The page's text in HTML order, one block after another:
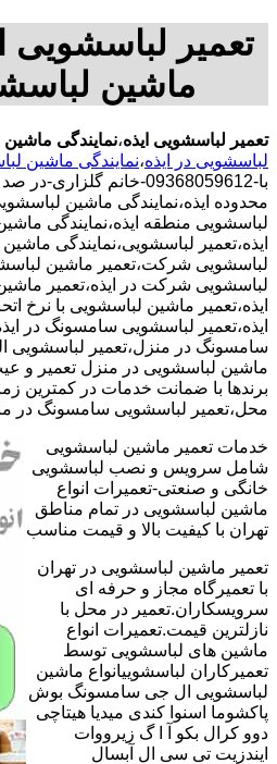
تعمیر لباسشویی
ماشین
تعمیر لباسشویی ایذه،نمایندگی ماشین
لباسشویی در ایذه،نمایندگی ماشین
با-09368059612-خانم
محدوده ایذه،نمایندگی ماشین
لباسشویی منطقه ایذه،نمایندگی
ایذه،تعمیر لباسشویی،نمایندگی
لباسشویی شرکت،تعمیر ماشین
لباسشویی شرکت در ایذه،تعمیر
ایذه،تعمیر ماشین لباسشویی با نرخ
ایذه،تعمیر لباسشویی سامسونگ در
سامسونگ در منزل،تعمیر لباسشویی
ماشین لباسشویی در منزل تعمیر و
برندها با ضمانت خدمات در کمترین
محل،تعمیر لباسشویی سامسونگ در
خدمات تعمیر ماشین لباسشویی
شامل سرویس و نصب لباسشویی
خانگی و صنعتی-تعمیرات انواع
ماشین لباسشویی در تمام مناطق
تهران با کیفیت بالا و قیمت مناسب
تعمیر ماشین لباسشویی در تهران
با تعمیرگاه مجاز و حرفه ای
سرویسکاران.تعمیر در محل با
نازلترین قیمت.تعمیرات انواع
ماشین های لباسشویی توسط
تعمیرکاران لباسشوییانواع ماشین
لباسشویی ال جی سامسونگ بوش
پاکشوما اسنوا کندی میدیا هیتاچی
دوو کرال بکو آ ا گ زیرووات
ایندزیت تی سی ال آبسال